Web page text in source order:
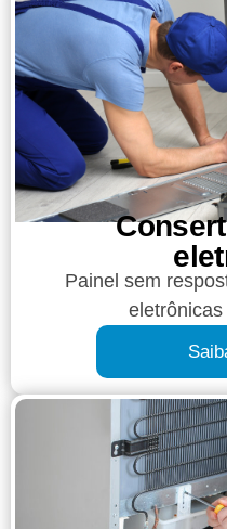
Painel sem